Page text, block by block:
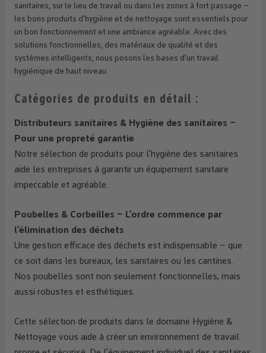
sanitaires, sur le lieu de travail ou dans les zones à fort passage –
les bons produits d’hygiène et de nettoyage sont essentiels pour
un bon fonctionnement et une ambiance agréable. Avec des
solutions fonctionnelles, des matériaux de qualité et des
systèmes intelligents, nous posons les bases d’un travail
hygiénique de haut niveau.
Catégories de produits en détail :
Distributeurs sanitaires & Hygiène des sanitaires –
Pour une propreté garantie
Notre sélection de produits pour l’hygiène des sanitaires
aide les entreprises à garantir un équipement sanitaire
impeccable et agréable.
Poubelles & Corbeilles – L’ordre commence par
l’élimination des déchets
Une gestion efficace des déchets est indispensable – que
ce soit dans les bureaux, les sanitaires ou les cantines.
Nos poubelles sont non seulement fonctionnelles, mais
aussi robustes et esthétiques.
Cette sélection de produits dans le domaine Hygiène &
Nettoyage vous aide à créer un environnement de travail